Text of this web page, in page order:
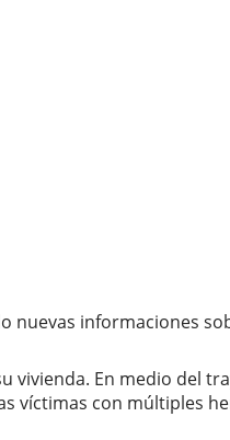
nuevas informaciones
vivienda. En medio del
víctimas con múltiples